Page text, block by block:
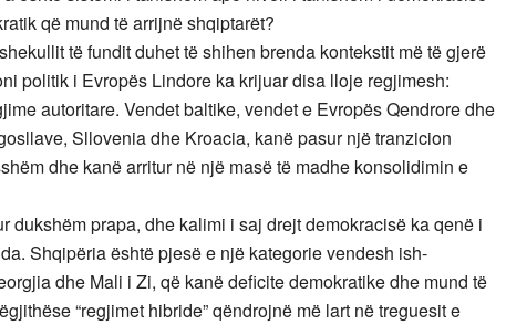
që mund të arrijnë shqiptarët?
të fundit duhet të shihen brenda kontekstit më të gjerë
politik i Evropës Lindore ka krijuar disa lloje regjimesh:
autoritare. Vendet baltike, vendet e Evropës Qendrore dhe
Sllovenia dhe Kroacia, kanë pasur një tranzicion
dhe kanë arritur në një masë të madhe konsolidimin e
dukshëm prapa, dhe kalimi i saj drejt demokracisë ka qenë i
Shqipëria është pjesë e një kategorie vendesh ish-
dhe Mali i Zi, që kanë deficite demokratike dhe mund të
“regjimet hibride” qëndrojnë më lart në treguesit e